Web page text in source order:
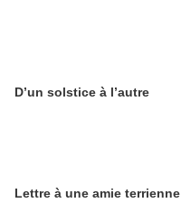
D’un solstice à l’autre
Lettre à une amie terrienne